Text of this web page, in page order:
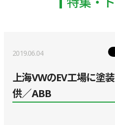
2019.06.04
上海VWのEV工場に塗
供／ABB